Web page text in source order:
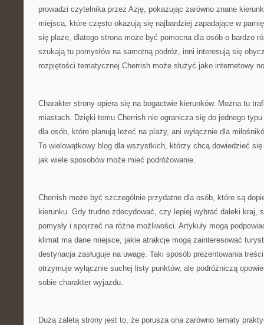
prowadzi czytelnika przez Azję, pokazując zarówno znane
miejsca, które często okazują się najbardziej zapadające w
się plaże, dlatego strona może być pomocna dla osób o bardzo
szukają tu pomysłów na samotną podróż, inni interesują się
rozpiętości tematycznej Cherrish może służyć jako internetowy
Charakter strony opiera się na bogactwie kierunków. Można tu
miastach. Dzięki temu Cherrish nie ogranicza się do jednego
dla osób, które planują leżeć na plaży, ani wyłącznie dla
To wielowątkowy blog dla wszystkich, którzy chcą dowiedzieć
jak wiele sposobów może mieć podróżowanie.
Cherrish może być szczególnie przydatne dla osób, które są
kierunku. Gdy trudno zdecydować, czy lepiej wybrać daleki kraj,
pomysły i spojrzeć na różne możliwości. Artykuły mogą
klimat ma dane miejsce, jakie atrakcje mogą zainteresować
destynacja zasługuje na uwagę. Taki sposób prezentowania
otrzymuje wyłącznie suchej listy punktów, ale podróżniczą
sobie charakter wyjazdu.
Dużą zaletą strony jest to, że porusza ona zarówno tematy